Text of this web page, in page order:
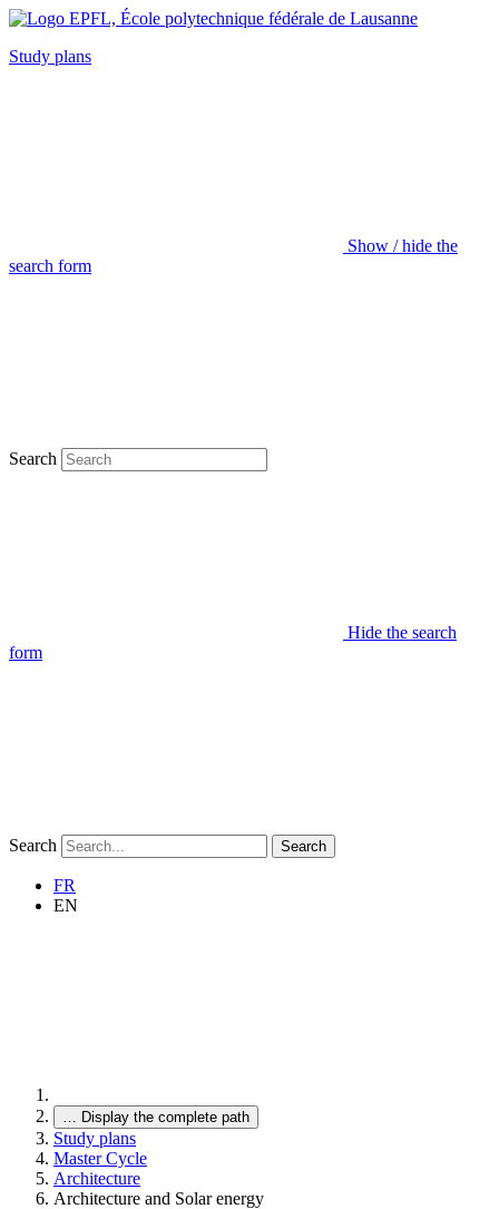
Study plans
Show / hide the
search form
Search
Hide the search
form
Search Search
FR
EN
… Display the complete path
Study plans
Master Cycle
Architecture
Architecture and Solar energy